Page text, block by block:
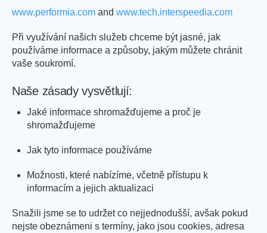
www.performia.com and www.tech.interspeedia.com
Při využívání našich služeb chceme být jasné, jak
používáme informace a způsoby, jakým můžete chránit
vaše soukromí.
Naše zásady vysvětlují:
Jaké informace shromažďujeme a proč je
shromažďujeme
Jak tyto informace používáme
Možnosti, které nabízíme, včetně přístupu k
informacím a jejich aktualizaci
Snažili jsme se to udržet co nejjednodušší, avšak pokud
nejste obeznámeni s termíny, jako jsou cookies, adresa